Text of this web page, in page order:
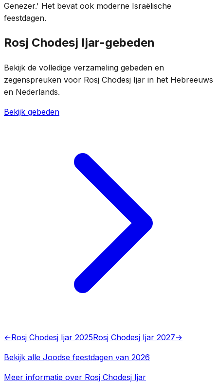
Genezer.' Het bevat ook moderne Israëlische
feestdagen.
Rosj Chodesj Ijar-gebeden
Bekijk de volledige verzameling gebeden en
zegenspreuken voor Rosj Chodesj Ijar in het Hebreeuws
en Nederlands.
Bekijk gebeden
←Rosj Chodesj Ijar 2025Rosj Chodesj Ijar 2027→
Bekijk alle Joodse feestdagen van 2026
Meer informatie over Rosj Chodesj Ijar